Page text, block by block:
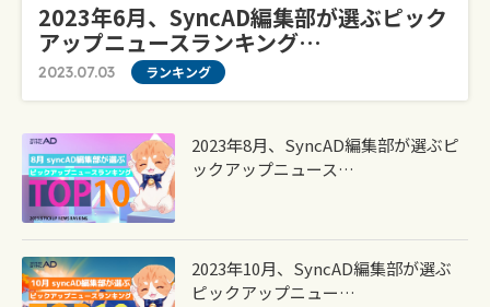
2023年6月、syncAD編集部が選ぶピック
アップニュースランキング…
2023.07.03 ランキング
2023年8月、syncAD編集部が選ぶピ
ックアップニュース…
2023年10月、syncAD編集部が選ぶ
ピックアップニュー…